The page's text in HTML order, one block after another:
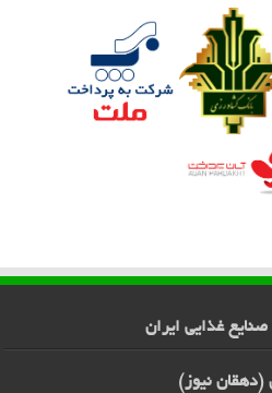
صنایع غذایی ایران
نیوز)